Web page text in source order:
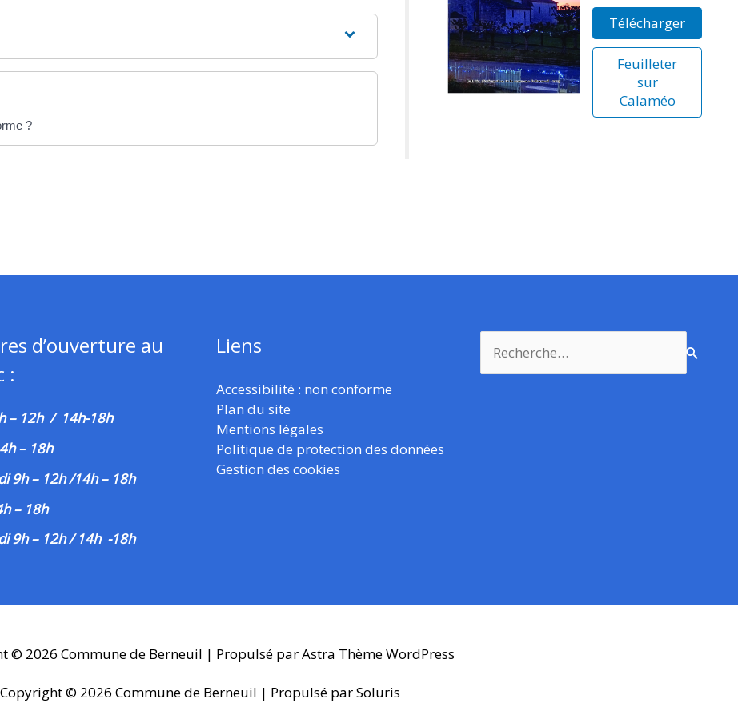
?
Télécharger
Feuilleter
sur
Calaméo
d’ouverture au
:
– 12h / 14h-18h
– 18h
9h – 12h /14h – 18h
– 18h
9h – 12h / 14h -18h
Liens
Accessibilité : non conforme
Plan du site
Mentions légales
Politique de protection des données
Gestion des cookies
© 2026 Commune de Berneuil | Propulsé parAstra Thème WordPress
Copyright © 2026 Commune de Berneuil | Propulsé par Soluris